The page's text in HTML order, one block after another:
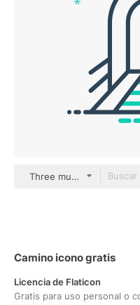
Three musketeers
Camino icono gratis
Licencia de Flaticon
Gratis para uso personal o